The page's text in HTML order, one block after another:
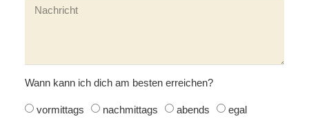
Wann kann ich dich am besten erreichen?
vormittags nachmittags abends egal